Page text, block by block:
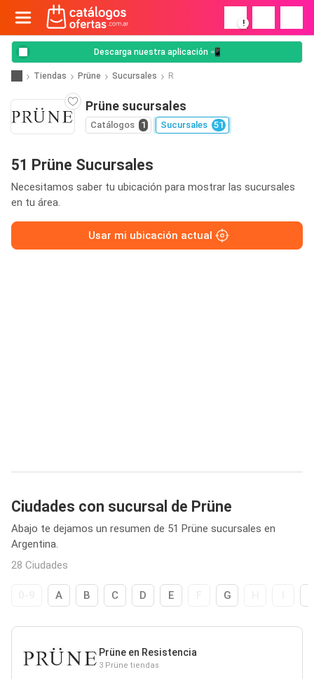
!
Descarga nuestra aplicación 📲
Tiendas Prüne Sucursales R
Prüne sucursales
Catálogos 1 Sucursales 51
51 Prüne Sucursales
Necesitamos saber tu ubicación para mostrar las sucursales
en tu área.
Usar mi ubicación actual
Ciudades con sucursal de Prüne
Abajo te dejamos un resumen de 51 Prüne sucursales en
Argentina.
28 Ciudades
A B C D E G
Prüne en Resistencia
3 Prüne tiendas